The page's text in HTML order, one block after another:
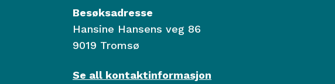
Besøksadresse
Hansine Hansens veg 86
9019 Tromsø
Se all kontaktinformasjon